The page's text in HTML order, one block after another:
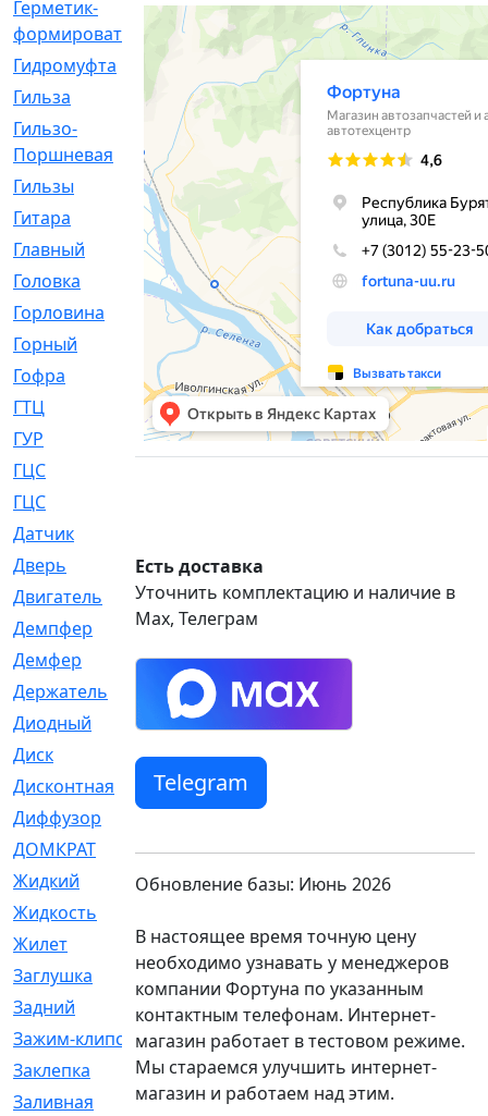
Герметик-
формирователь
[3]
Гидромуфта
Гильза
[56]
Гильзо-
Поршневая
[13]
Гильзы
[259]
Гитара
[7]
Главный
[29]
Головка
[28]
Горловина
[14]
Горный
[1]
Гофра
ГТЦ
[96]
ГУР
[34]
ГЦC
ГЦС
Датчик
Дверь
[249]
Двигатель
[64]
Демпфер
[2]
Демфер
[1]
Держатель
[5]
Диодный
[3]
Диск
[418]
Дисконтная
[1]
Диффузор
ДОМКРАТ
[1]
Жидкий
[5]
Жидкость
Жилет
[1]
Заглушка
[21]
Задний
[528]
Зажим-клипса
[1]
Заклепка
[1]
Заливная
[4]
Есть доставка
Уточнить комплектацию и наличие в
Max, Телеграм
Telegram
Обновление базы: Июнь 2026
В настоящее время точную цену
необходимо узнавать у менеджеров
компании Фортуна по указанным
контактным телефонам. Интернет-
магазин работает в тестовом режиме.
Мы стараемся улучшить интернет-
магазин и работаем над этим.